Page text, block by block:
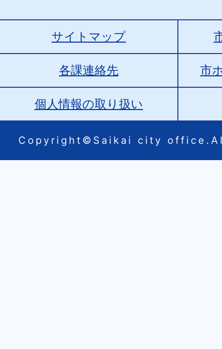
サイトマップ
各課連絡先 市
個人情報の取り扱い
Copyright©Saikai city